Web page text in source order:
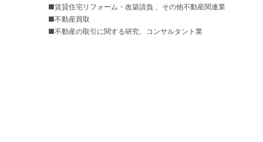
■賃貸住宅リフォーム・改築請負 、その他不動産関連業
■不動産買取
■不動産の取引に関する研究、コンサルタント業